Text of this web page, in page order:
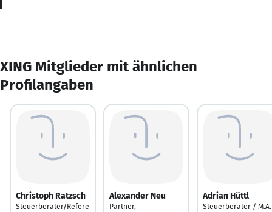
XING Mitglieder mit ähnlichen
Profilangaben
Christoph Ratzsch
Steuerberater/Refere
Alexander Neu
Partner,
Adrian Hüttl
Steuerberater / M.A.